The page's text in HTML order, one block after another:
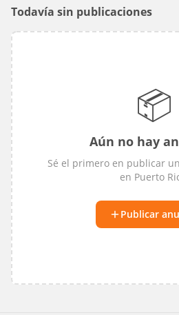
Todavía sin publicaciones
📦
Aún no hay
Sé el primero en publicar
en Puerto
Publicar